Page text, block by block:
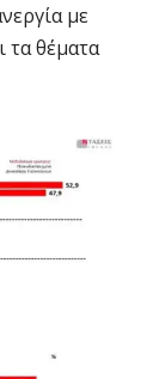
με
τα θέματα